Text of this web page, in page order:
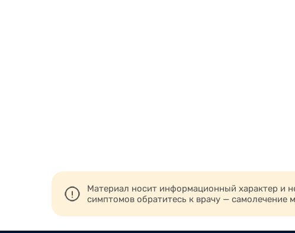
Материал носит информационный характер и
симптомов обратитесь к врачу — самолечение